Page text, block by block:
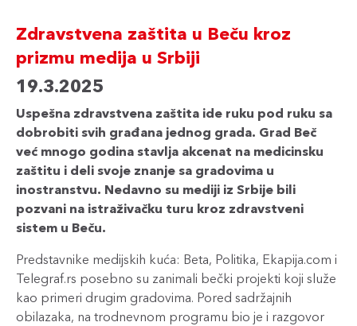
Zdravstvena zaštita u Beču kroz
prizmu medija u Srbiji
19.3.2025
Uspešna zdravstvena zaštita ide ruku pod ruku sa
dobrobiti svih građana jednog grada. Grad Beč
već mnogo godina stavlja akcenat na medicinsku
zaštitu i deli svoje znanje sa gradovima u
inostranstvu. Nedavno su mediji iz Srbije bili
pozvani na istraživačku turu kroz zdravstveni
sistem u Beču.
Predstavnike medijskih kuća: Beta, Politika, Ekapija.com i
Telegraf.rs posebno su zanimali bečki projekti koji služe
kao primeri drugim gradovima. Pored sadržajnih
obilazaka, na trodnevnom programu bio je i razgovor